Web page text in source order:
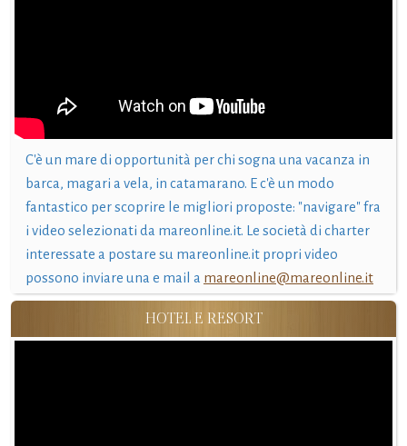
C'è un mare di opportunità per chi sogna una vacanza in
barca, magari a vela, in catamarano. E c'è un modo
fantastico per scoprire le migliori proposte: "navigare" fra
i video selezionati da mareonline.it. Le società di charter
interessate a postare su mareonline.it propri video
possono inviare una e mail a mareonline@mareonline.it
HOTEL E RESORT